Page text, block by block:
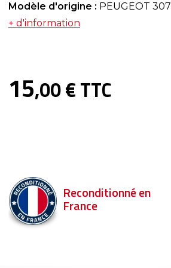
Modèle d'origine : PEUGEOT
+ d'information
15,00 € TTC
Garantie 2 ans